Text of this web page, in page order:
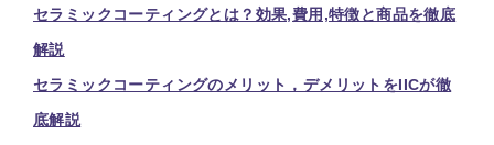
セラミックコーティングとは？効果,費用,特徴と商品を徹底
解説
セラミックコーティングのメリット，デメリットをIICが徹
底解説